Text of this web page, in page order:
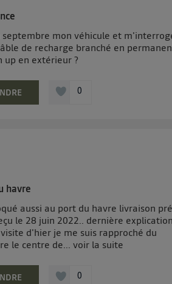
septembre mon véhicule et
de recharge branché en
up en extérieur ?
0
havre
aussi au port du havre livraison
le 28 juin 2022.. dernière
d'hier je me suis rapproché du
le centre de...voir la suite
0